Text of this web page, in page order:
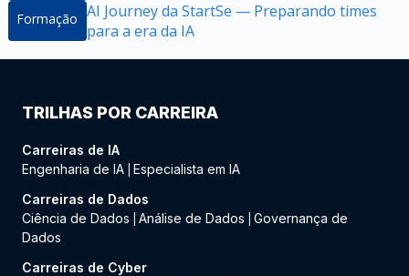
Formação AI Journey da StartSe — Preparando times
para a era da IA
TRILHAS POR CARREIRA
Carreiras de IA
Engenharia de IA Especialista em IA
Carreiras de Dados
Ciência de Dados
Análise de Dados
Governança de
Dados
Carreiras de Cyber